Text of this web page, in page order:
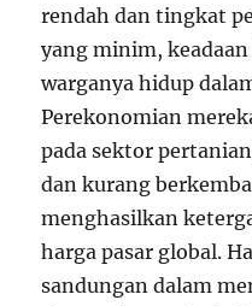
rendah dan tingkat
yang minim,
warganya hidup
Perekonomian
pada sektor
dan kurang
menghasilkan
harga pasar global.
sandungan dalam